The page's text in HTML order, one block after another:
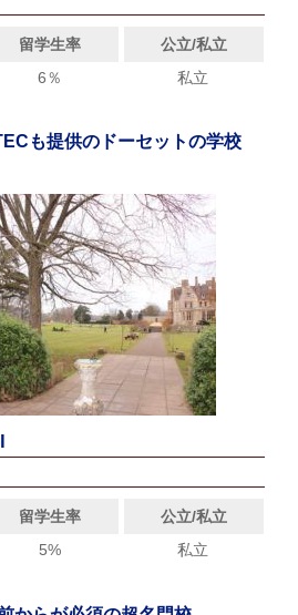
留学生率
公立/私立
6％ 私立
も提供のドーセットの学校
留学生率
公立/私立
5% 私立